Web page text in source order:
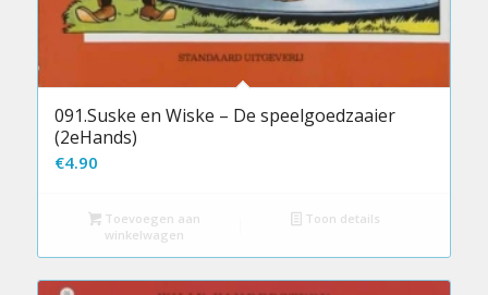
091.Suske en Wiske – De speelgoedzaaier
(2eHands)
€4.90
Toevoegen aan
winkelwagen
Toon details